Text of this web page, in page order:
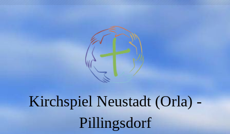
Kirchspiel Neustadt (Orla) -
Pillingsdorf